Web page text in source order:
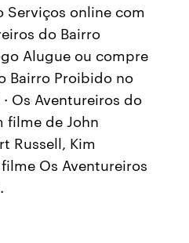
Serviços online com
do Bairro
Alugue ou compre
Bairro Proibido no
Os Aventureiros do
filme de John
Russell, Kim
Os Aventureiros